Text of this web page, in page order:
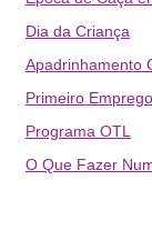
Dia da Criança
Apadrinhamento
Primeiro Emprego
Programa OTL
O Que Fazer